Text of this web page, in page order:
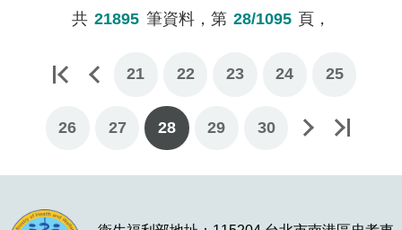
共 21895 筆資料，第 28/1095 頁，
21 22 23 24 25
26 27 28 29 30
下一頁最後一頁